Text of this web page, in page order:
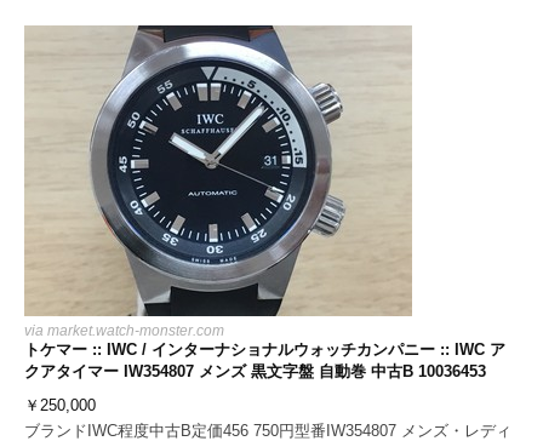
via market.watch-monster.com
トケマー :: IWC / インターナショナルウォッチカンパニー :: IWC ア
クアタイマー IW354807 メンズ 黒文字盤 自動巻 中古B 10036453
￥ 250,000
ブランドIWC程度中古B定価456 750円型番IW354807 メンズ・レディ